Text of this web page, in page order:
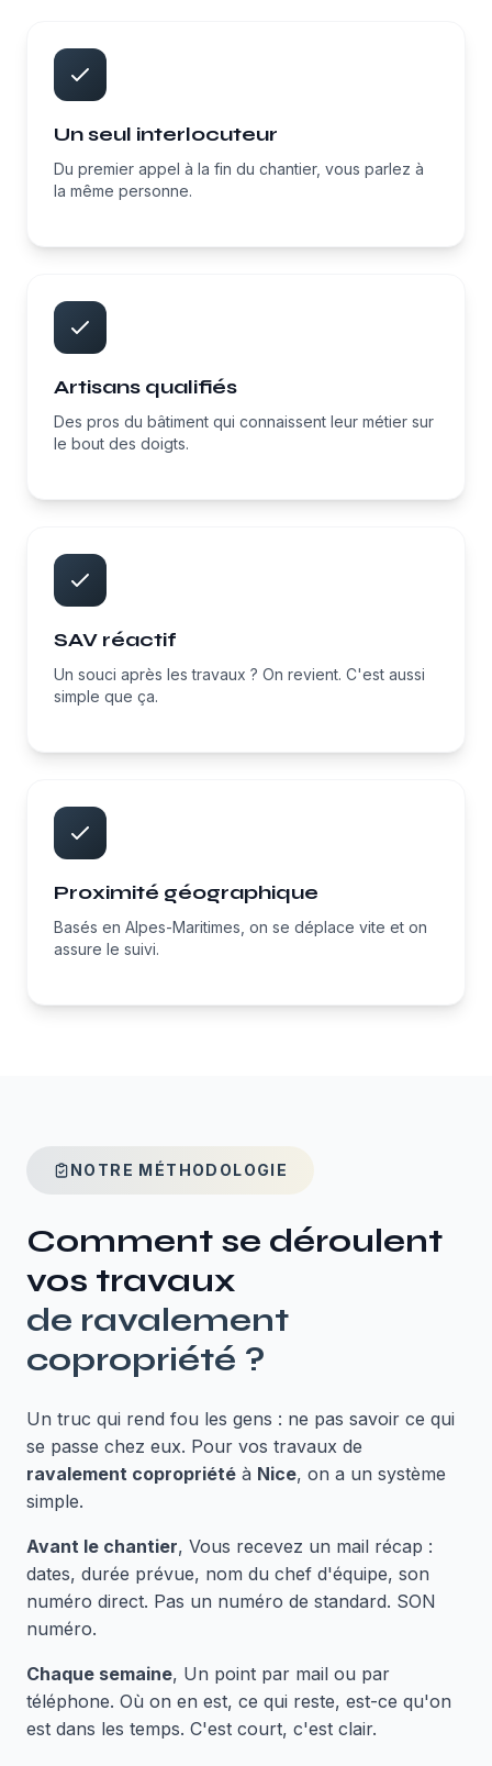
Un seul interlocuteur
Du premier appel à la fin du chantier, vous parlez à
la même personne.
Artisans qualifiés
Des pros du bâtiment qui connaissent leur métier sur
le bout des doigts.
SAV réactif
Un souci après les travaux ? On revient. C'est aussi
simple que ça.
Proximité géographique
Basés en Alpes-Maritimes, on se déplace vite et on
assure le suivi.
NOTRE MÉTHODOLOGIE
Comment se déroulent
vos travaux
de ravalement
copropriété ?
Un truc qui rend fou les gens : ne pas savoir ce qui
se passe chez eux. Pour vos travaux de
ravalement copropriété à Nice, on a un système
simple.
Avant le chantier, Vous recevez un mail récap :
dates, durée prévue, nom du chef d'équipe, son
numéro direct. Pas un numéro de standard. SON
numéro.
Chaque semaine, Un point par mail ou par
téléphone. Où on en est, ce qui reste, est-ce qu'on
est dans les temps. C'est court, c'est clair.